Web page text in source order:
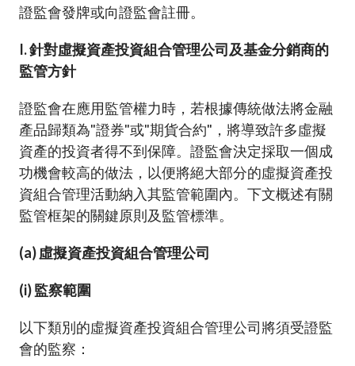
證監會發牌或向證監會註冊。
I. 針對虛擬資產投資組合管理公司及基金分銷商的
監管方針
證監會在應用監管權力時，若根據傳統做法將金融
產品歸類為"證券"或"期貨合約"，將導致許多虛擬
資產的投資者得不到保障。證監會決定採取一個成
功機會較高的做法，以便將絕大部分的虛擬資產投
資組合管理活動納入其監管範圍內。下文概述有關
監管框架的關鍵原則及監管標準。
(a) 虛擬資產投資組合管理公司
(i) 監察範圍
以下類別的虛擬資產投資組合管理公司將須受證監
會的監察：